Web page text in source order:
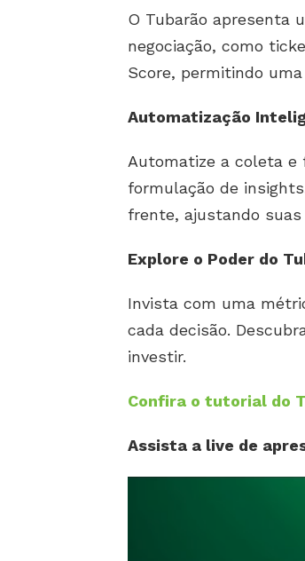
O Tubarão apresenta
negociação, como
Score, permitindo
Automatização
Automatize a coleta e
formulação de
frente, ajustando
Explore o Poder do
Invista com uma
cada decisão.
investir.
Confira o tutorial do
Assista a live de